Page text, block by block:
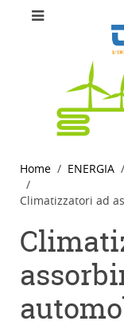
Home ENERGIA
Climatizzatori ad